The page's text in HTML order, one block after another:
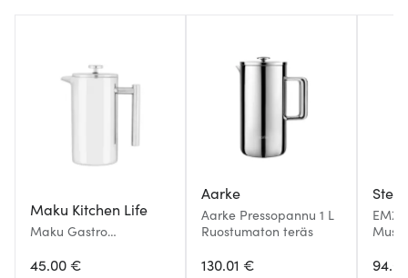
Maku Kitchen Life
Maku Gastro
45.00 €
Aarke
Aarke Pressopannu 1 L
Ruostumaton teräs
130.01 €